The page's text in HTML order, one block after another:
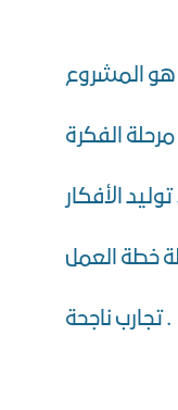
.
تجارب ناجحة .